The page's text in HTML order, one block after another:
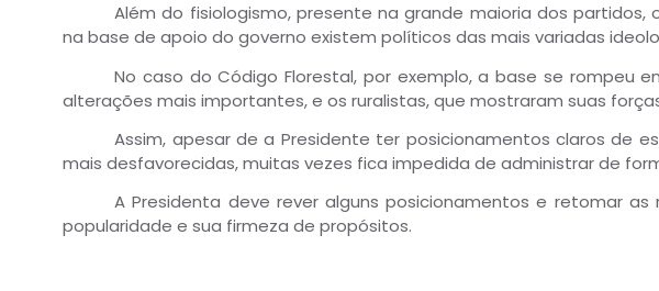
Além do fisiologismo, presente na grande maioria dos
na base de apoio do governo existem políticos das mais variadas
No caso do Código Florestal, por exemplo, a base se rompeu
alterações mais importantes, e os ruralistas, que mostraram suas
Assim, apesar de a Presidente ter posicionamentos claros de
mais desfavorecidas, muitas vezes fica impedida de administrar de
A Presidenta deve rever alguns posicionamentos e retomar
popularidade e sua firmeza de propósitos.